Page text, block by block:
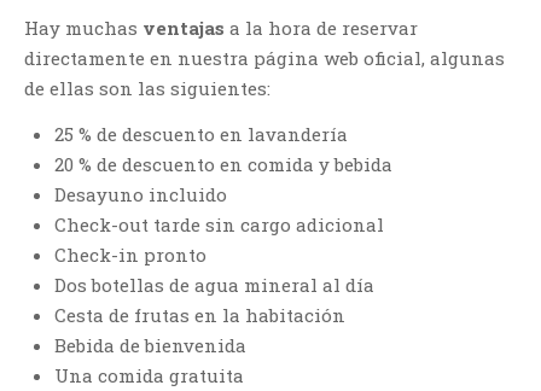
Hay muchas ventajas a la hora de reservar
directamente en nuestra página web oficial, algunas
de ellas son las siguientes:
25 % de descuento en lavandería
20 % de descuento en comida y bebida
Desayuno incluido
Check-out tarde sin cargo adicional
Check-in pronto
Dos botellas de agua mineral al día
Cesta de frutas en la habitación
Bebida de bienvenida
Una comida gratuita